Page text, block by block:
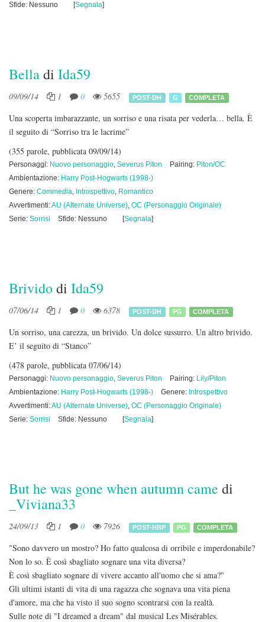
Sfide: Nessuno
[Segnala]
Belladi Ida59
09/09/14 1 0 5655 POST-DH G COMPLETA
Una scoperta imbarazzante, un sorriso e una risata per vederla… bella. È
il seguito di “Sorriso tra le lacrime”
(355 parole, pubblicata 09/09/14)
Personaggi: Nuovo personaggio, Severus Piton Pairing: Piton/OC
Ambientazione: Harry Post-Hogwarts (1998-)
Genere: Commedia, Introspettivo, Romantico
Avvertimenti:AU (Alternate Universe), OC (Personaggio Originale)
Serie: Sorrisi Sfide: Nessuno [Segnala]
Brividodi Ida59
07/06/14 1 0 6378 POST-DH PG COMPLETA
Un sorriso, una carezza, un brivido. Un dolce sussurro. Un altro brivido.
E’ il seguito di “Stanco”
(478 parole, pubblicata 07/06/14)
Personaggi: Nuovo personaggio, Severus Piton Pairing: Lily/Piton
Ambientazione: Harry Post-Hogwarts (1998-) Genere: Introspettivo
Avvertimenti:AU (Alternate Universe), OC (Personaggio Originale)
Serie: Sorrisi Sfide: Nessuno [Segnala]
But he was gone when autumn came di
_Viviana33
24/09/13 1 0 7926 POST-HBP PG COMPLETA
"Sono davvero un mostro? Ho fatto qualcosa di orribile e imperdonabile?
Non lo so. È così sbagliato sognare una vita diversa?
È così sbagliato sognare di vivere accanto all'uomo che si ama?"
Gli ultimi istanti di vita di una ragazza che sognava una vita piena
d'amore, ma che ha visto il suo sogno scontrarsi con la realtà.
Sulle note di "I dreamed a dream" dal musical Les Misérables.